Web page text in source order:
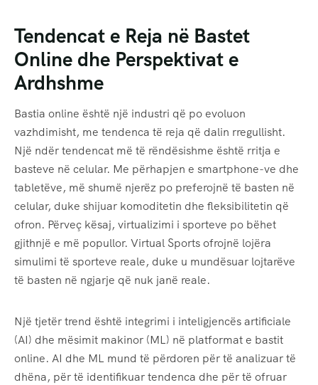
Tendencat e Reja në Bastet
Online dhe Perspektivat e
Ardhshme
Bastia online është një industri që po evoluon
vazhdimisht, me tendenca të reja që dalin rregullisht.
Një ndër tendencat më të rëndësishme është rritja e
basteve në celular. Me përhapjen e smartphone-ve dhe
tabletëve, më shumë njerëz po preferojnë të basten në
celular, duke shijuar komoditetin dhe fleksibilitetin që
ofron. Përveç kësaj, virtualizimi i sporteve po bëhet
gjithnjë e më popullor. Virtual Sports ofrojnë lojëra
simulimi të sporteve reale, duke u mundësuar lojtarëve
të basten në ngjarje që nuk janë reale.
Një tjetër trend është integrimi i inteligjencës artificiale
(AI) dhe mësimit makinor (ML) në platformat e bastit
online. AI dhe ML mund të përdoren për të analizuar të
dhëna, për të identifikuar tendenca dhe për të ofruar